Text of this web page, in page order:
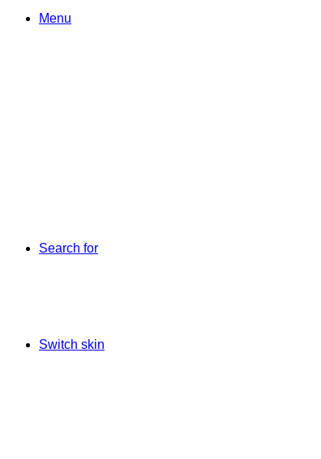
Menu
Search for
Switch skin